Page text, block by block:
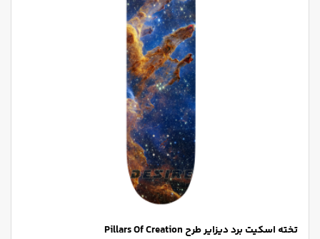
تخته اسکیت برد دیزایر طرح Pillars Of Creation